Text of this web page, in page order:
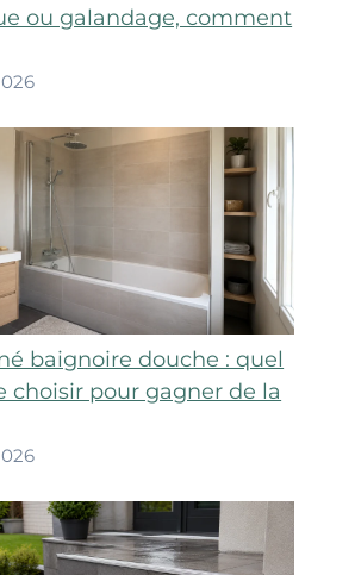
ou galandage, comment
baignoire douche : quel
choisir pour gagner de la